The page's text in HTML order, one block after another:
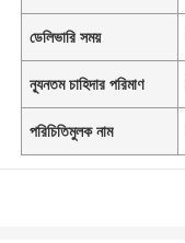
ডেলিভারি সময়
ন্যূনতম চাহিদার পরিমাণ
পরিচিতিমুলক নাম